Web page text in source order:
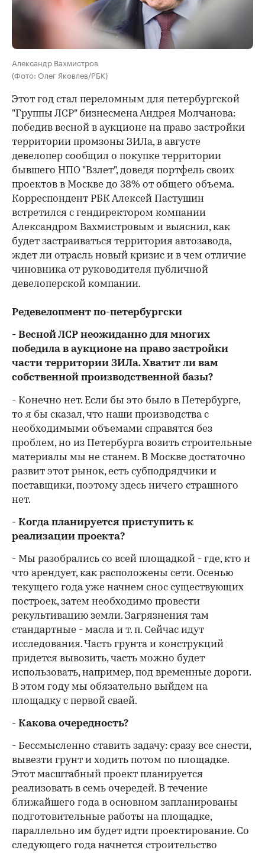
Александр Вахмистров
(Фото: Олег Яковлев/РБК)
Этот год стал переломным для петербургской
"Группы ЛСР" бизнесмена Андрея Молчанова:
победив весной в аукционе на право застройки
территории промзоны ЗИЛа, в августе
девелопер сообщил о покупке территории
бывшего НПО "Взлет", доведя портфель своих
проектов в Москве до 38% от общего объема.
Корреспондент РБК Алексей Пастушин
встретился с гендиректором компании
Александром Вахмистровым и выяснил, как
будет застраиваться территория автозавода,
ждет ли отрасль новый кризис и в чем отличие
чиновника от руководителя публичной
девелоперской компании.
Редевелопмент по-петербургски
- Весной ЛСР неожиданно для многих
победила в аукционе на право застройки
части территории ЗИЛа. Хватит ли вам
собственной производственной базы?
- Конечно нет. Если бы это было в Петербурге,
то я бы сказал, что наши производства с
необходимыми объемами справятся без
проблем, но из Петербурга возить строительные
материалы мы не станем. В Москве достаточно
развит этот рынок, есть субподрядчики и
поставщики, поэтому здесь ничего страшного
нет.
- Когда планируется приступить к
реализации проекта?
- Мы разобрались со всей площадкой - где, кто и
что арендует, как расположены сети. Осенью
текущего года уже начнем снос существующих
построек, затем необходимо провести
рекультивацию земли. Загрязнения там
стандартные - масла и т. п. Сейчас идут
исследования. Часть грунта и конструкций
придется вывозить, часть можно будет
использовать, например, под временные дороги.
В этом году мы обязательно выйдем на
площадку с первой сваей.
- Какова очередность?
- Бессмысленно ставить задачу: сразу все снести,
вывезти грунт и ходить потом по площадке.
Этот масштабный проект планируется
реализовать в семь очередей. В течение
ближайшего года в основном запланированы
подготовительные работы на площадке,
параллельно им будет идти проектирование. Со
следующего года начнется строительство